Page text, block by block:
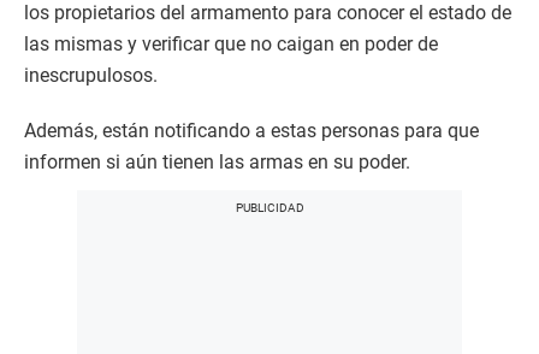
los propietarios del armamento para conocer el estado de
las mismas y verificar que no caigan en poder de
inescrupulosos.
Además, están notificando a estas personas para que
informen si aún tienen las armas en su poder.